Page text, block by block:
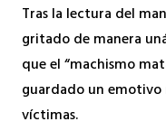
Tras la lectura del
gritado de manera
que el “machismo
guardado un
víctimas.